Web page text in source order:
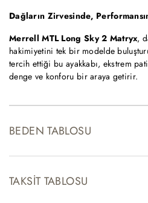
Dağların Zirvesinde,
Merrell MTL Long Sky 2 Matryx,
hakimiyetini tek bir modelde
tercih ettiği bu ayakkabı, ekstrem
denge ve konforu bir araya getirir.
BEDEN TABLOSU
TAKSIT TABLOSU